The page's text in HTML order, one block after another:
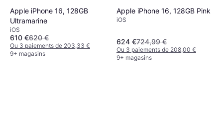
Apple iPhone 16, 128GB
Ultramarine
iOS
610 €620 €
Ou 3 paiements de 203,33 €
9+ magasins
Apple iPhone 16, 128GB Pink
iOS
624 €724,99 €
Ou 3 paiements de 208,00 €
9+ magasins